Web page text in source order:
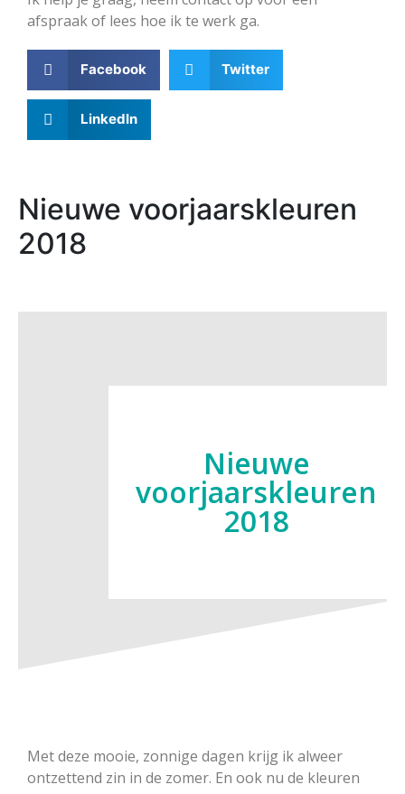
afspraak of lees hoe ik te werk ga.
Facebook Twitter
LinkedIn
Nieuwe voorjaarskleuren
2018
Nieuwe
voorjaarskleuren
2018
Met deze mooie, zonnige dagen krijg ik alweer
ontzettend zin in de zomer. En ook nu de kleuren